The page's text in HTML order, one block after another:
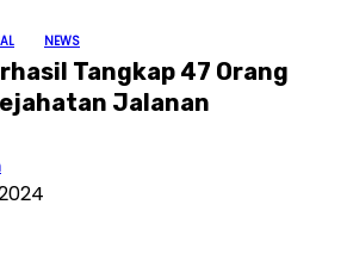
NEWS
Tangkap 47 Orang
Jalanan